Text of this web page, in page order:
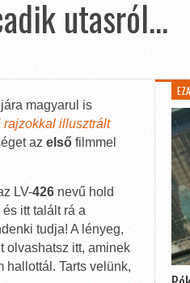
utasról…
magyarul is
rajzokkal illusztrált
az elsőfilmmel
LV-426nevű hold
itt talált rá a
tudja! A lényeg,
olvashatsz itt, aminek
hallottál. Tarts velünk,